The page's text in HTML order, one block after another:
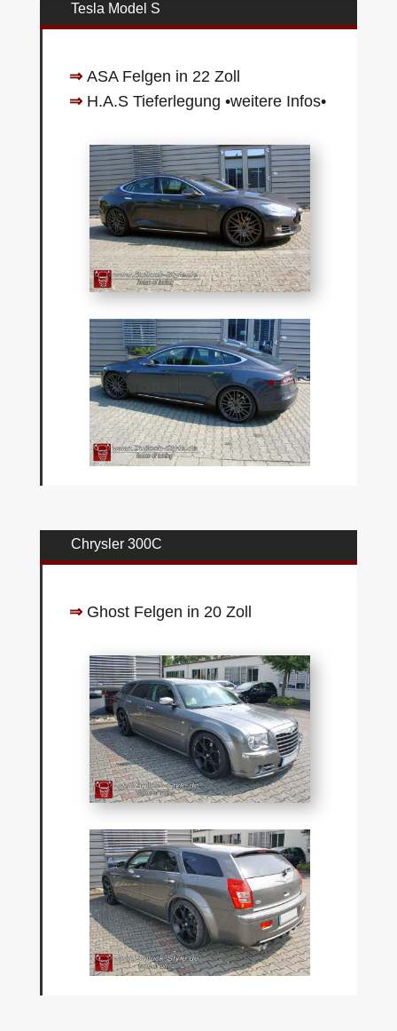
Tesla Model S
⇒ASA Felgen in 22 Zoll
⇒ H.A.S Tieferlegung •weitere Infos•
Chrysler 300C
⇒Ghost Felgen in 20 Zoll